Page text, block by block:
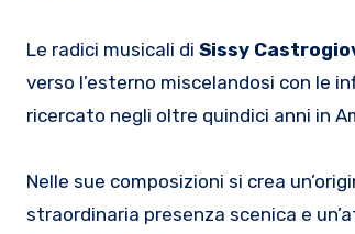
Le radici musicali di Sissy
verso l’esterno miscelandosi con le
ricercato negli oltre quindici anni in
Nelle sue composizioni si crea
straordinaria presenza scenica e